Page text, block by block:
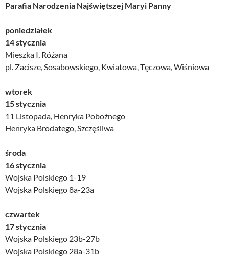
Parafia Narodzenia Najświętszej Maryi Panny
poniedziałek
14 stycznia
Mieszka I, Różana
pl. Zacisze, Sosabowskiego, Kwiatowa, Tęczowa, Wiśniowa
wtorek
15 stycznia
11 Listopada, Henryka Pobożnego
Henryka Brodatego, Szczęśliwa
środa
16 stycznia
Wojska Polskiego 1-19
Wojska Polskiego 8a-23a
czwartek
17 stycznia
Wojska Polskiego 23b-27b
Wojska Polskiego 28a-31b